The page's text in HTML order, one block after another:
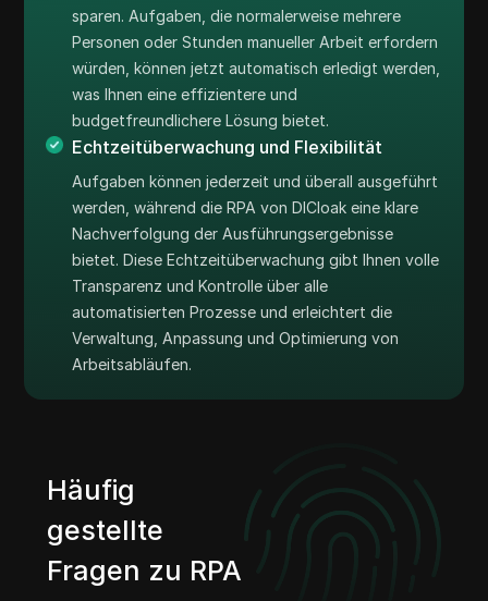
sparen. Aufgaben, die normalerweise mehrere
Personen oder Stunden manueller Arbeit erfordern
würden, können jetzt automatisch erledigt werden,
was Ihnen eine effizientere und
budgetfreundlichere Lösung bietet.
Echtzeitüberwachung und Flexibilität
Aufgaben können jederzeit und überall ausgeführt
werden, während die RPA von DICloak eine klare
Nachverfolgung der Ausführungsergebnisse
bietet. Diese Echtzeitüberwachung gibt Ihnen volle
Transparenz und Kontrolle über alle
automatisierten Prozesse und erleichtert die
Verwaltung, Anpassung und Optimierung von
Arbeitsabläufen.
Häufig
gestellte
Fragen zu RPA